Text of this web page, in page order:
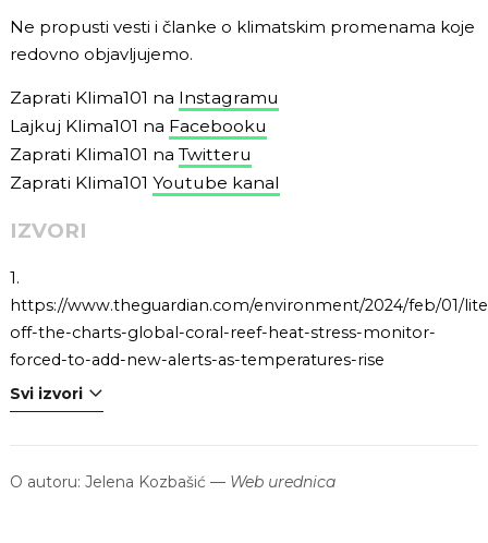
Ne propusti vesti i članke o klimatskim promenama koje
redovno objavljujemo.
Zaprati Klima101 na Instagramu
Lajkuj Klima101 na Facebooku
Zaprati Klima101 na Twitteru
Zaprati Klima101 Youtube kanal
IZVORI
1.
https://www.theguardian.com/environment/2024/feb/01/
off-the-charts-global-coral-reef-heat-stress-monitor-
forced-to-add-new-alerts-as-temperatures-rise
Svi izvori
O autoru: Jelena Kozbašić — Web urednica